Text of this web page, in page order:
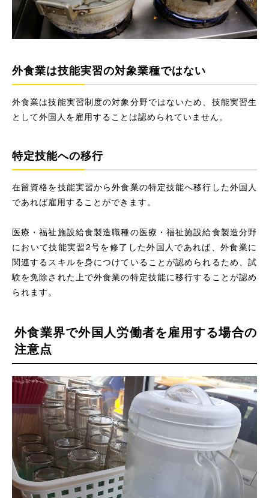
外食業は技能実習の対象業種ではない
外食業は技能実習制度の対象分野ではないため、技能実習生
として外国人を雇用することは認められていません。
特定技能への移行
在留資格を技能実習から外食業の特定技能へ移行した外国人
であれば雇用することができます。
医療・福祉施設給食製造職種の医療・福祉施設給食製造分野
において技能実習2号を修了した外国人であれば、外食業に
関連するスキルを身につけていることが認められるため、試
験を免除された上で外食業の特定技能に移行することが認め
られます。
外食業界で外国人労働者を雇用する場合の
注意点